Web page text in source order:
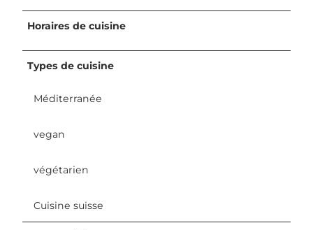
Horaires de cuisine
Types de cuisine
Méditerranée
vegan
végétarien
Cuisine suisse